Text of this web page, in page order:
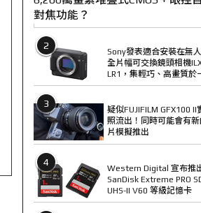
對焦功能？
2
Sony發表適合安裝在無
全片幅可交換鏡頭相機
LR1，集輕巧、高畫質於
3
疑似FUJIFILM GFX100 II
照流出！同時可能會有
片模擬推出
4
Western Digital 宣布推
SanDisk Extreme PRO
UHS-II V60 等級記憶卡